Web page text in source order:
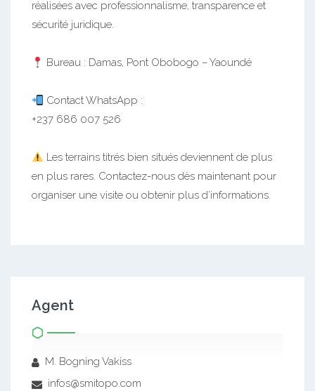
réalisées avec professionnalisme, transparence et
sécurité juridique.
Bureau : Damas, Pont Obobogo – Yaoundé
Contact WhatsApp :
+237 686 007 526
Les terrains titrés bien situés deviennent de plus
en plus rares. Contactez-nous dès maintenant pour
organiser une visite ou obtenir plus d’informations.
Agent
M. Bogning Vakiss
infos@smitopo.com